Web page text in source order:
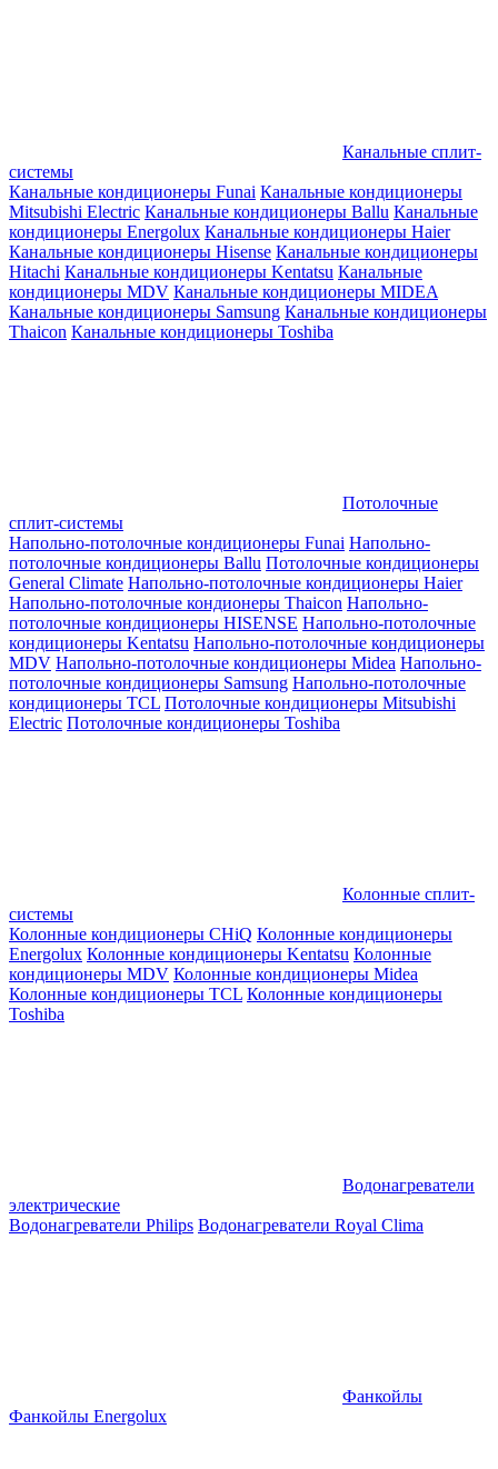
Канальные сплит-
системы
Канальные кондиционеры Funai Канальные кондиционеры
Mitsubishi Electric Канальные кондиционеры Ballu Канальные
кондиционеры Energolux Канальные кондиционеры Haier
Канальные кондиционеры Hisense Канальные кондиционеры
Hitachi Канальные кондиционеры Kentatsu Канальные
кондиционеры MDV Канальные кондиционеры MIDEA
Канальные кондиционеры Samsung Канальные кондиционеры
Thaicon Канальные кондиционеры Toshiba
Потолочные
сплит-системы
Напольно-потолочные кондиционеры Funai Напольно-
потолочные кондиционеры Ballu Потолочные кондиционеры
General Climate Напольно-потолочные кондиционеры Haier
Напольно-потолочные кондионеры Thaicon Напольно-
потолочные кондиционеры HISENSE Напольно-потолочные
кондиционеры Kentatsu Напольно-потолочные кондиционеры
MDV Напольно-потолочные кондиционеры Midea Напольно-
потолочные кондиционеры Samsung Напольно-потолочные
кондиционеры TCL Потолочные кондиционеры Mitsubishi
Electric Потолочные кондиционеры Toshiba
Колонные сплит-
системы
Колонные кондиционеры CHiQ Колонные кондиционеры
Energolux Колонные кондиционеры Kentatsu Колонные
кондиционеры MDV Колонные кондиционеры Midea
Колонные кондиционеры TCL Колонные кондиционеры
Toshiba
Водонагреватели
электрические
Водонагреватели Philips Водонагреватели Royal Clima
Фанкойлы
Фанкойлы Energolux